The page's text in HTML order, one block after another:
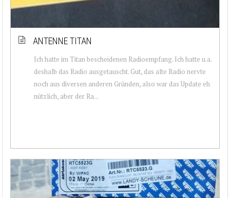
ANTENNE TITAN
Ich hatte im Titan bescheidenen Radioempfang. Ich hatte u.a.
deshalb das Radio ausgetauscht. Gut, das alte Radio nervte
noch aus diversen anderen Gründen, also war das Update eh
nützlich, aber der Ra...